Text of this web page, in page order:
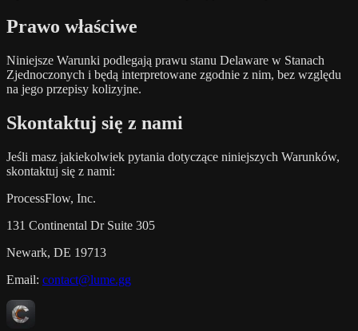
Prawo właściwe
Niniejsze Warunki podlegają prawu stanu Delaware w Stanach
Zjednoczonych i będą interpretowane zgodnie z nim, bez względu
na jego przepisy kolizyjne.
Skontaktuj się z nami
Jeśli masz jakiekolwiek pytania dotyczące niniejszych Warunków,
skontaktuj się z nami:
ProcessFlow, Inc.
131 Continental Dr Suite 305
Newark, DE 19713
Email: contact@lume.gg